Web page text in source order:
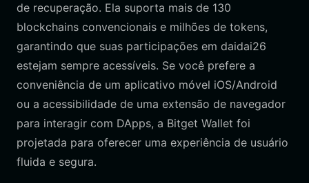
de recuperação. Ela suporta mais de 130
blockchains convencionais e milhões de tokens,
garantindo que suas participações em daidai26
estejam sempre acessíveis. Se você prefere a
conveniência de um aplicativo móvel iOS/Android
ou a acessibilidade de uma extensão de navegador
para interagir com DApps, a Bitget Wallet foi
projetada para oferecer uma experiência de usuário
fluida e segura.